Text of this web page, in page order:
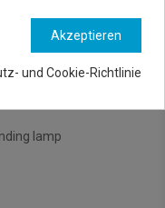
lamp
Akzeptieren
und Cookie-Richtlinie